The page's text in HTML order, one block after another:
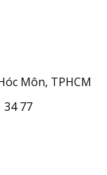
Môn, TPHCM
34 77